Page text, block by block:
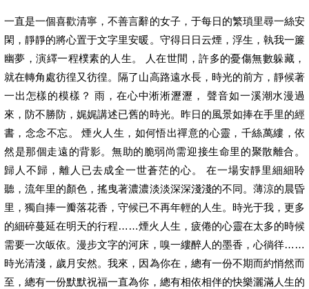
一直是一個喜歡清寧，不善言辭的女子，于每日的繁瑣里尋一絲安
閑，靜靜的將心置于文字里安暖。守得日日云煙，浮生，執我一簾
幽夢，演繹一程樸素的人生。 人在世間，許多的憂傷無數躲藏，
就在轉角處彷徨又彷徨。隔了山高路遠水長，時光的前方，靜候著
一出怎樣的模樣？ 雨，在心中淅淅瀝瀝， 聲音如一溪潮水漫過
來，防不勝防，娓娓講述已舊的時光。昨日的風景如捧在手里的經
書，念念不忘。 煙火人生，如何悟出禪意的心靈，千絲萬縷，依
然是那個走遠的背影。無助的脆弱尚需迎接生命里的聚散離合。
歸人不歸，離人已去成全一世蒼茫的心。 在一場安靜里細細聆
聽，流年里的顏色，搖曳著濃濃淡淡深深淺淺的不同。薄涼的晨昏
里，獨自捧一瓣落花香，守候已不再年輕的人生。時光于我，更多
的細碎蔓延在明天的行程……煙火人生，疲倦的心靈在太多的時候
需要一次皈依。漫步文字的河床，嗅一縷醉人的墨香，心徜徉……
時光清淺，歲月安然。我來，因為你在，總有一份不期而約悄然而
至，總有一份默默祝福一直為你，總有相依相伴的快樂灑滿人生的